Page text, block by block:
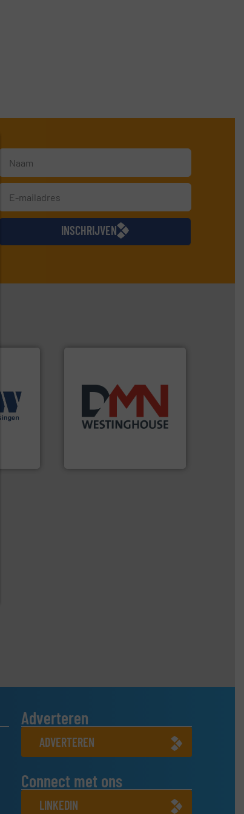
INSCHRIJVEN
scala
-
Meer info
plastic-, (petro) chemische,
farmaceutische,
mineralen-, energie en
biomassa industrieën.
Meer info ➜
Adverteren
ADVERTEREN
Connect met ons
LINKEDIN